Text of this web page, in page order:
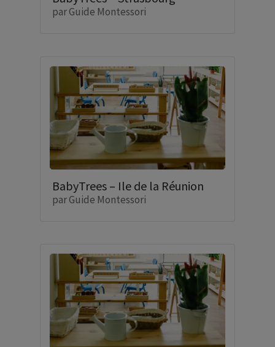
parGuide Montessori
BabyTrees – Ile de la Réunion
parGuide Montessori